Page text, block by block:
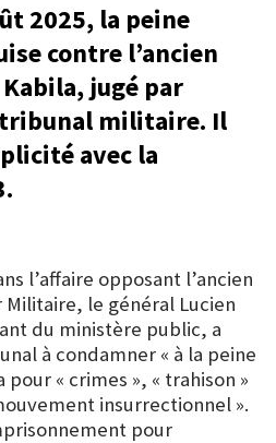
2025, la peine
contre l’ancien
jugé par
militaire. Il
avec la
l’affaire opposant l’ancien
le général Lucien
du ministère public, a
à condamner « à la peine
« crimes », « trahison »
insurrectionnel ».
pour